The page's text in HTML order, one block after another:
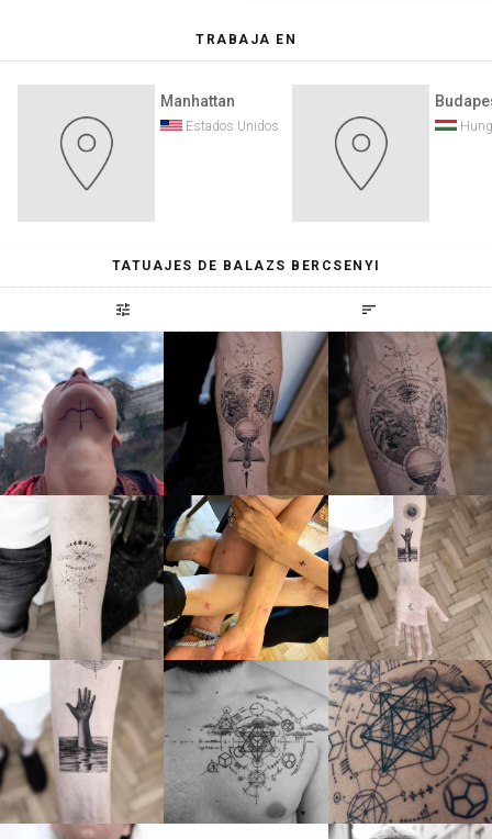
TRABAJA EN
Manhattan
Estados Unidos
TATUAJES DE BALAZS BERCSENYI
tune sort